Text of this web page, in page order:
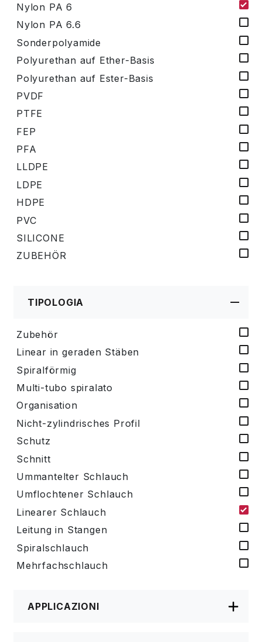
Nylon PA 6
Nylon PA 6.6
Sonderpolyamide
Polyurethan auf Ether-Basis
Polyurethan auf Ester-Basis
PVDF
PTFE
FEP
PFA
LLDPE
LDPE
HDPE
PVC
SILICONE
ZUBEHÖR
TIPOLOGIA
Zubehör
Linear in geraden Stäben
Spiralförmig
Multi-tubo spiralato
Organisation
Nicht-zylindrisches Profil
Schutz
Schnitt
Ummantelter Schlauch
Umflochtener Schlauch
Linearer Schlauch
Leitung in Stangen
Spiralschlauch
Mehrfachschlauch
APPLICAZIONI